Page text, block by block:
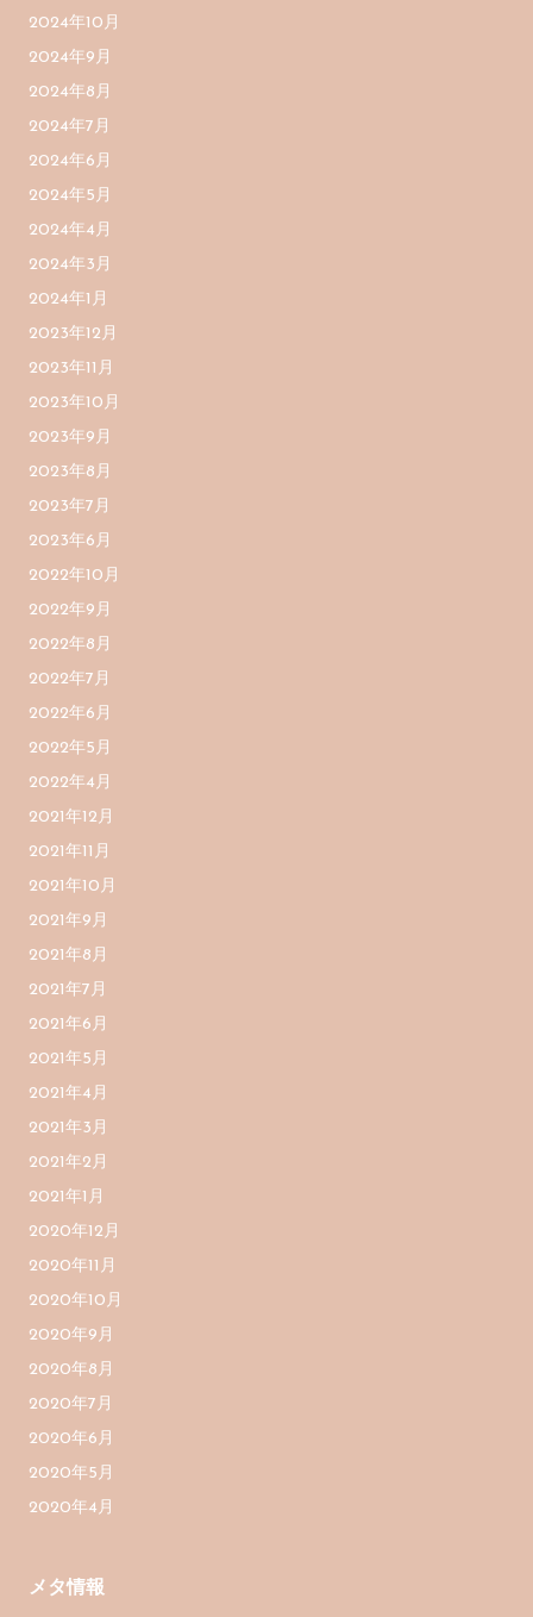
2024年10月
2024年9月
2024年8月
2024年7月
2024年6月
2024年5月
2024年4月
2024年3月
2024年1月
2023年12月
2023年11月
2023年10月
2023年9月
2023年8月
2023年7月
2023年6月
2022年10月
2022年9月
2022年8月
2022年7月
2022年6月
2022年5月
2022年4月
2021年12月
2021年11月
2021年10月
2021年9月
2021年8月
2021年7月
2021年6月
2021年5月
2021年4月
2021年3月
2021年2月
2021年1月
2020年12月
2020年11月
2020年10月
2020年9月
2020年8月
2020年7月
2020年6月
2020年5月
2020年4月
メタ情報